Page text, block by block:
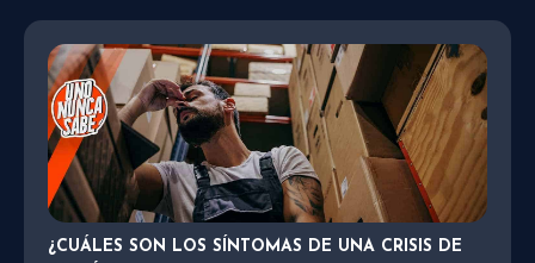
¿CUÁLES SON LOS SÍNTOMAS DE UNA CRISIS DE